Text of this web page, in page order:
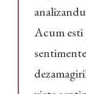
Acum esti